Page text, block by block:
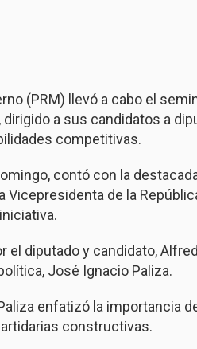
(PRM) llevó a cabo el
a sus candidatos a
competitivas.
contó con la
Vicepresidenta de la
el diputado y candidato,
José Ignacio Paliza.
enfatizó la importancia
constructivas.